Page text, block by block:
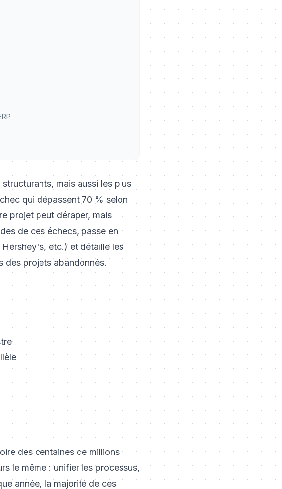
mais aussi les plus
qui dépassent 70 % selon
projet peut déraper, mais
de ces échecs, passe en
etc.) et détaille les
des projets abandonnés.
des centaines de millions
le même : unifier les processus,
année, la majorité de ces